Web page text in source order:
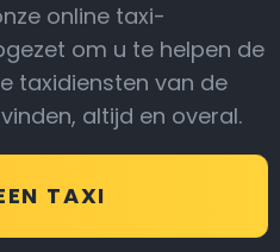
online taxi-
om u te helpen de
taxidiensten van de
altijd en overal.
TAXI